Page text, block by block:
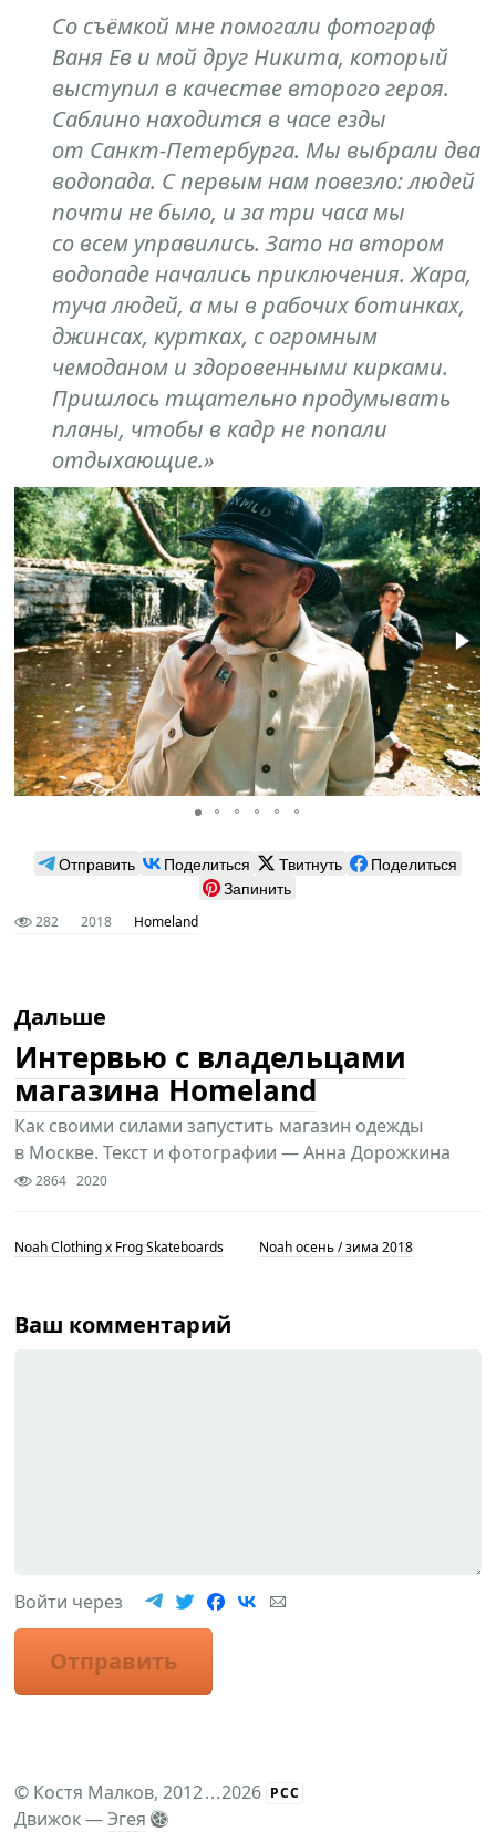
Со съёмкой мне помогали фотограф
Ваня Ев и мой друг Никита, который
выступил в качестве второго героя.
Саблино находится в часе езды
от Санкт-Петербурга. Мы выбрали два
водопада. С первым нам повезло: людей
почти не было, и за три часа мы
со всем управились. Зато на втором
водопаде начались приключения. Жара,
туча людей, а мы в рабочих ботинках,
джинсах, куртках, с огромным
чемоданом и здоровенными кирками.
Пришлось тщательно продумывать
планы, чтобы в кадр не попали
отдыхающие.»
Отправить Поделиться Твитнуть
Поделиться
Запинить
282 2018 Homeland
Дальше
Интервью с владельцами
магазина Homeland
Как своими силами запустить магазин одежды
в Москве. Текст и фотографии — Анна Дорожкина
2864 2020
Noah Clothing x Frog Skateboards Noah осень / зима 2018
Ваш комментарий
Войти через
Отправить
© Костя Малков, 2012...2026 РСС
Движок —Эгея